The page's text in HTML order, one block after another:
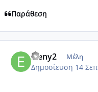
Παράθεση
Eleny2 Μέλη
Δημοσίευση 14